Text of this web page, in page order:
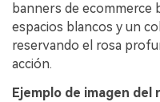
banners de ecommerce
espacios blancos y un
reservando el rosa
acción.
Ejemplo de imagen